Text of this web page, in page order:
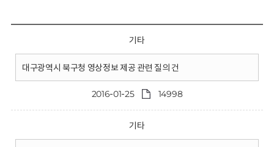
기타
대구광역시 북구청 영상정보 제공 관련 질의 건
2016-01-25 14998
기타